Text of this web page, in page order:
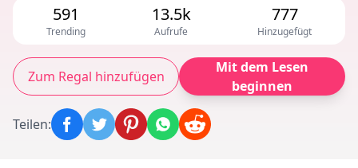
591
Trending
13.5k
Aufrufe
777
Hinzugefügt
Zum Regal hinzufügen
Mit dem Lesen
beginnen
Teilen: